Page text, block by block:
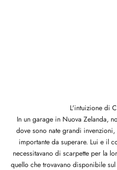
L'intuizione di
In un garage in Nuova Zelanda,
dove sono nate grandi invenzioni,
importante da superare. Lui e il
necessitavano di scarpette per la
quello che trovavano disponibile